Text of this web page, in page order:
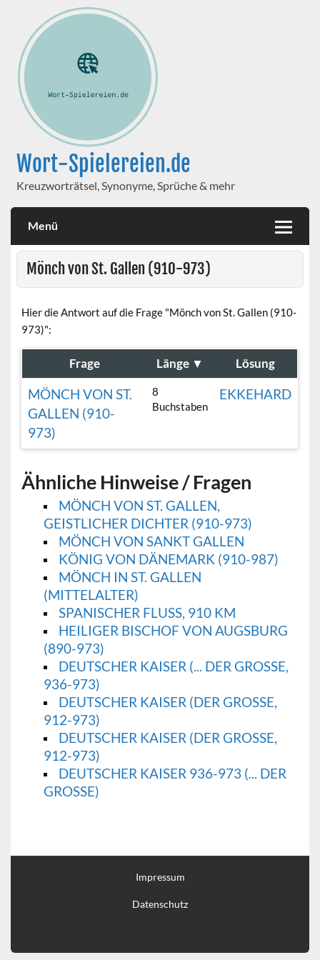
Wort-Spielereien.de
Kreuzworträtsel, Synonyme, Sprüche & mehr
Menü
Mönch von St. Gallen (910-973)
Hier die Antwort auf die Frage "Mönch von St. Gallen (910-
973)":
Frage Länge ▼ Lösung
MÖNCH VON ST.
GALLEN (910-
973)
8
Buchstaben
EKKEHARD
Ähnliche Hinweise / Fragen
MÖNCH VON ST. GALLEN,
GEISTLICHER DICHTER (910-973)
MÖNCH VON SANKT GALLEN
KÖNIG VON DÄNEMARK (910-987)
MÖNCH IN ST. GALLEN
(MITTELALTER)
SPANISCHER FLUSS, 910 KM
HEILIGER BISCHOF VON AUGSBURG
(890-973)
DEUTSCHER KAISER (... DER GROSSE, 9
36-973)
DEUTSCHER KAISER (DER GROSSE, 9
12-973)
DEUTSCHER KAISER (DER GROSSE,
912-973)
DEUTSCHER KAISER 936-973 (... DER
GROSSE)
Impressum
Datenschutz